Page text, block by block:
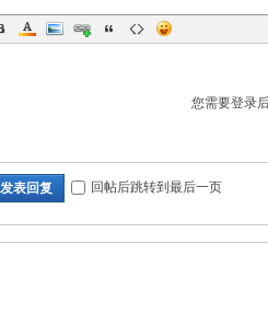
您需要登录
发表回复 回帖后跳转到最后一页